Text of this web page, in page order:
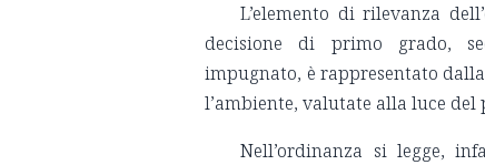
L’elemento di rilevanza
decisione di primo grado,
impugnato, è rappresentato
l’ambiente, valutate alla luce
Nell’ordinanza si legge,